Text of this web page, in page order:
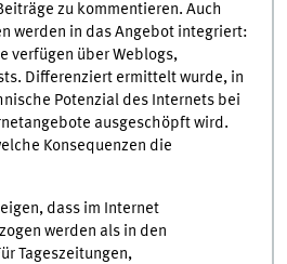
zu kommentieren. Auch
werden in das Angebot integriert:
verfügen über Weblogs,
Differenziert ermittelt wurde, in
Potenzial des Internets bei
ausgeschöpft wird.
Konsequenzen die
dass im Internet
werden als in den
Tageszeitungen,